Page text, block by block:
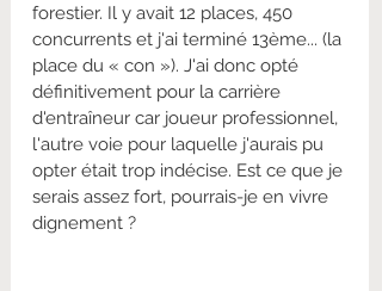
forestier. Il y avait 12 places, 450
concurrents et j'ai terminé 13ème... (la
place du « con »). J'ai donc opté
définitivement pour la carrière
d'entraîneur car joueur professionnel,
l'autre voie pour laquelle j'aurais pu
opter était trop indécise. Est ce que je
serais assez fort, pourrais-je en vivre
dignement ?